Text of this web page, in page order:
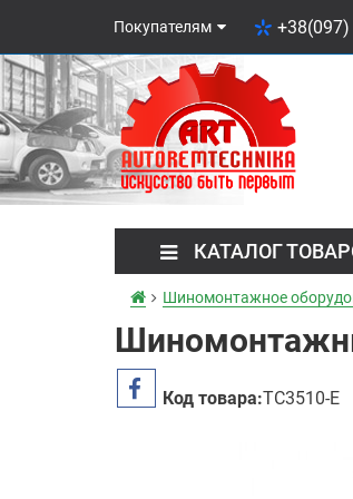
Покупателям
КАТАЛОГ
Шиномонтажное
Код товара:TC3510-E